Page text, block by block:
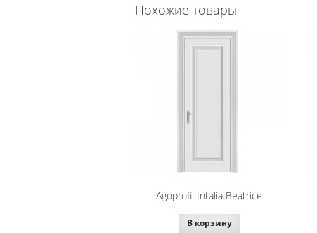
Похожие товары
Agoprofil Intalia Beatrice
В корзину